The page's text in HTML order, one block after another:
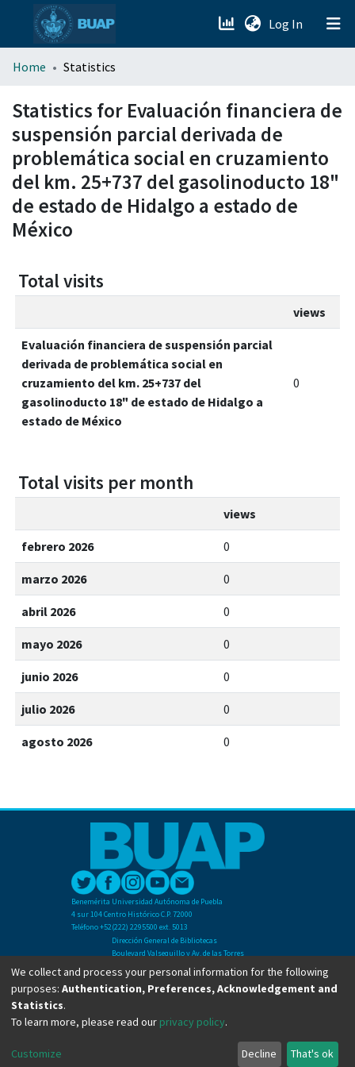
Log In (current)
menu.section.about_menu
All of DSpace
Home Statistics
Statistics for Evaluación financiera de
suspensión parcial derivada de
problemática social en cruzamiento
del km. 25+737 del gasolinoducto 18"
de estado de Hidalgo a estado de
México
Total visits
views
Evaluación financiera de suspensión parcial
derivada de problemática social en
cruzamiento del km. 25+737 del
gasolinoducto 18" de estado de Hidalgo a
estado de México
0
Total visits per month
views
febrero 2026 0
marzo 2026 0
abril 2026 0
mayo 2026 0
junio 2026 0
julio 2026 0
agosto 2026 0
Benemérita Universidad Autónoma de Puebla
4 sur 104 Centro Histórico C.P. 72000
Teléfono +52(222) 2295500 ext. 5013
Dirección General de Bibliotecas
Boulevard Valsequillo y Av. de las Torres
Ciudad Universitaria. Col. San Manuel
C.P. 72570
Teléfono +52 (222) 2295500 Ext 2901
Copyright © Dirección General de Bibliotecas - BUAP 2024. All right reserved.
We collect and process your personal information for the following
purposes: Authentication, Preferences, Acknowledgement and
Statistics.
To learn more, please read our privacy policy.
Customize Decline That's ok